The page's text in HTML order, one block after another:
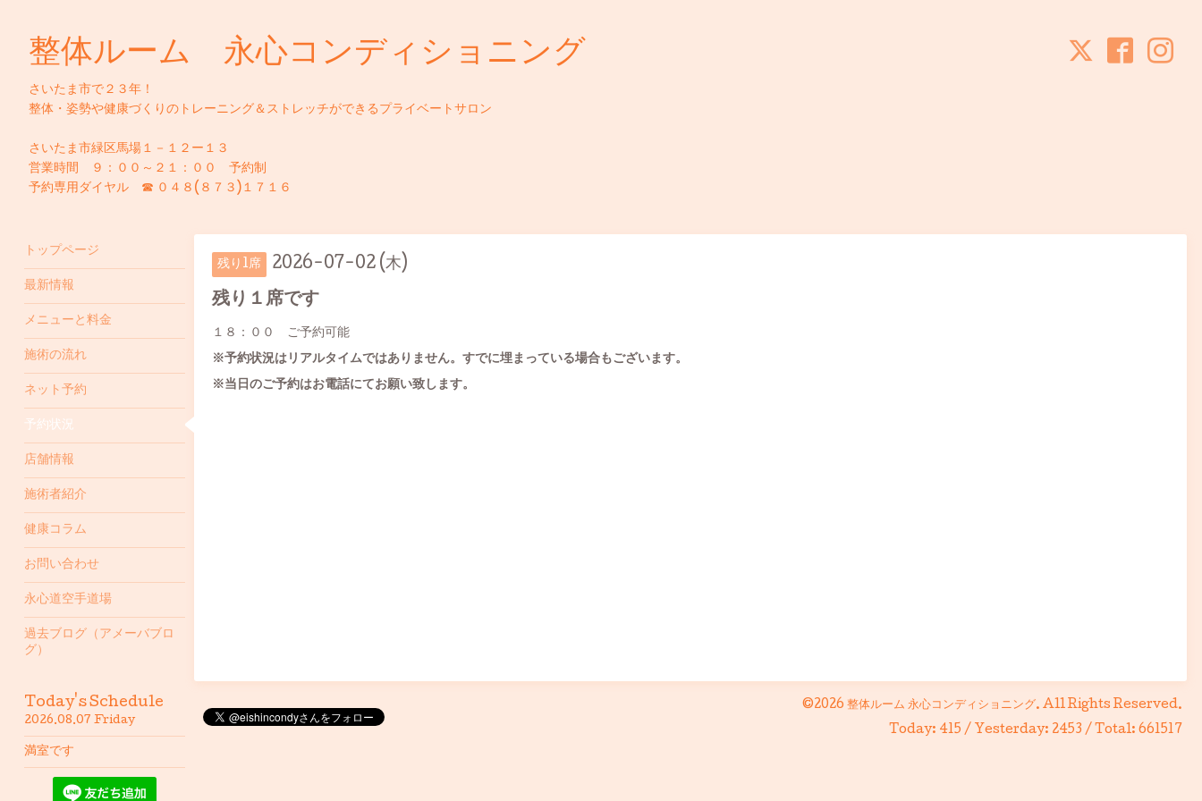
整体ルーム 永心コンディショニング
さいたま市で２３年！
整体・姿勢や健康づくりのトレーニング＆ストレッチができるプライベートサロン
さいたま市緑区馬場１－１２ー１３
営業時間 ９：００～２１：００ 予約制
予約専用ダイヤル ☎ ０４８(８７３)１７１６
残り1席 2026-07-02 (木)
残り１席です
１８：００ ご予約可能
※予約状況はリアルタイムではありません。すでに埋まっている場合もございます。
※当日のご予約はお電話にてお願い致します。
©2026 整体ルーム 永心コンディショニング. All Rights Reserved.
Today: 415 / Yesterday: 2453 / Total: 661517
トップページ
最新情報
メニューと料金
施術の流れ
ネット予約
予約状況
店舗情報
施術者紹介
健康コラム
お問い合わせ
永心道空手道場
過去ブログ（アメーバブロ
グ）
Today's Schedule
2026.08.07 Friday
満室です